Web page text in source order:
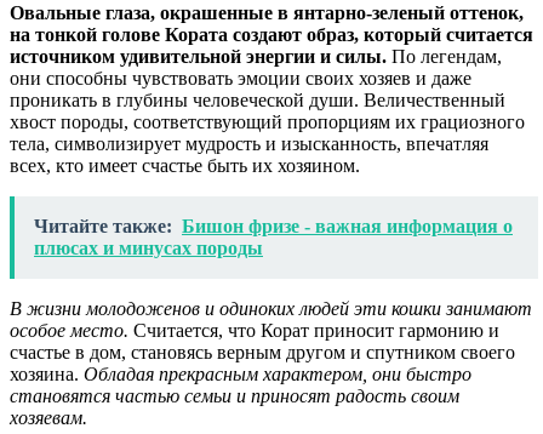
Овальные глаза, окрашенные в янтарно-зеленый оттенок,
на тонкой голове Кората создают образ, который считается
источником удивительной энергии и силы. По легендам,
они способны чувствовать эмоции своих хозяев и даже
проникать в глубины человеческой души. Величественный
хвост породы, соответствующий пропорциям их грациозного
тела, символизирует мудрость и изысканность, впечатляя
всех, кто имеет счастье быть их хозяином.
Читайте также: Бишон фризе - важная информация о
плюсах и минусах породы
В жизни молодоженов и одиноких людей эти кошки занимают
особое место. Считается, что Корат приносит гармонию и
счастье в дом, становясь верным другом и спутником своего
хозяина. Обладая прекрасным характером, они быстро
становятся частью семьи и приносят радость своим
хозяевам.